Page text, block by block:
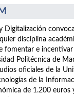
Digitalización
disciplina
e
Politécnica de
oficiales de la
de la
de 1.200